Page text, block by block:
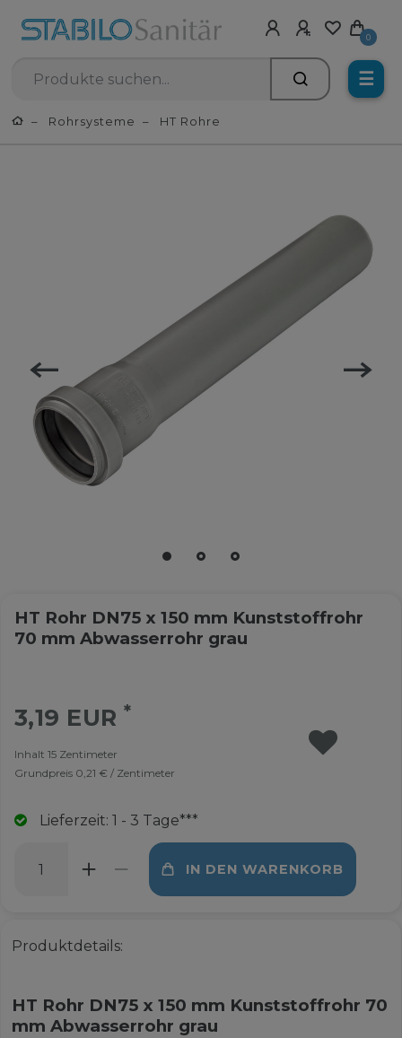
0
☰
Rohrsysteme HT Rohre
HT Rohr DN75 x 150 mm Kunststoffrohr
70 mm Abwasserrohr grau
3,19 EUR*
Inhalt 15 Zentimeter
Grundpreis 0,21 € / Zentimeter
Lieferzeit: 1 - 3 Tage***
IN DEN WARENKORB
Produktdetails:
HT Rohr DN75 x 150 mm Kunststoffrohr 70
mm Abwasserrohr grau